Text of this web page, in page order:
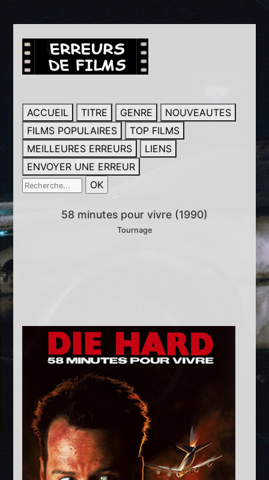
ACCUEIL TITRE GENRE
NOUVEAUTES
FILMS POPULAIRES
TOP FILMS
MEILLEURES ERREURS
LIENS
ENVOYER UNE ERREUR
58 minutes pour vivre (1990)
Tournage